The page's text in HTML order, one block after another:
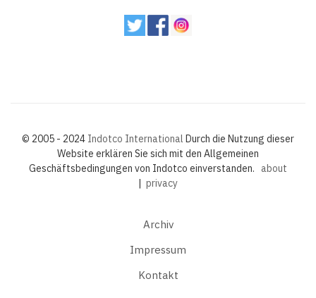
© 2005 - 2024 Indotco International Durch die Nutzung dieser
Website erklären Sie sich mit den Allgemeinen
Geschäftsbedingungen von Indotco einverstanden. about
| privacy
Archiv
Impressum
Kontakt